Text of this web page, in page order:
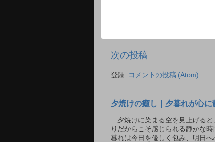
次の投稿
登録: コメントの投稿 (Atom)
夕焼けの癒し｜夕暮れが心に
夕焼けに染まる空を見上げると
りだからこそ感じられる静かな
暮れは今日を優しく包み、明日